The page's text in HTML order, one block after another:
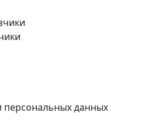
персональных данных